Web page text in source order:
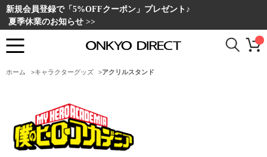
新規会員登録で「5%OFFクーポン」プレゼント♪
夏季休業のお知らせ >>
ホーム >キャラクターグッズ >アクリルスタンド